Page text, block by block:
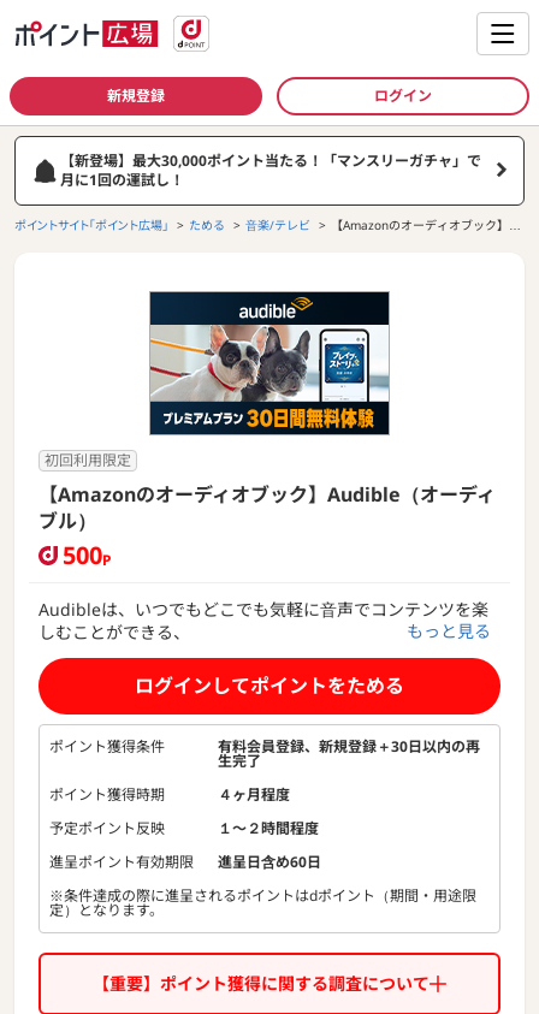
新規登録 ログイン
【新登場】最大30,000ポイント当たる！「マンスリーガチャ」で
月に1回の運試し！
ポイントサイト「ポイント広場」 ためる 音楽/テレビ
【Amazonのオーディオブック】Au
初回利用限定
【Amazonのオーディオブック】Audible（オーディ
ブル）
500P
Audibleは、いつでもどこでも気軽に音声でコンテンツを楽
しむことができる、
世界最大級のオーディオエンターテインメントサービスで
す。
プロのナレーターや俳優、声優が読み上げる豊富なオーディ
オブックや、
ニュースからお笑いまでバラエティあふれるプレミアムなポ
ッドキャストなど、全カタログ90万以上の作品を取り揃えて
プレミアムプランでは、月額1,500円で対象作品が聴き放題。
まずは30日間の無料体験でオーディオエンターテインメント
の魅力をお楽しみいただけます。
もっと見る
ログインしてポイントをためる
ポイント獲得条件 有料会員登録、新規登録＋30日以内の再
生完了
ポイント獲得時期
４ヶ月程度
予定ポイント反映
１〜２時間程度
進呈ポイント有効期限
進呈日含め60日
※条件達成の際に進呈されるポイントはdポイント（期間・用途限
定）となります。
【重要】ポイント獲得に関する調査について